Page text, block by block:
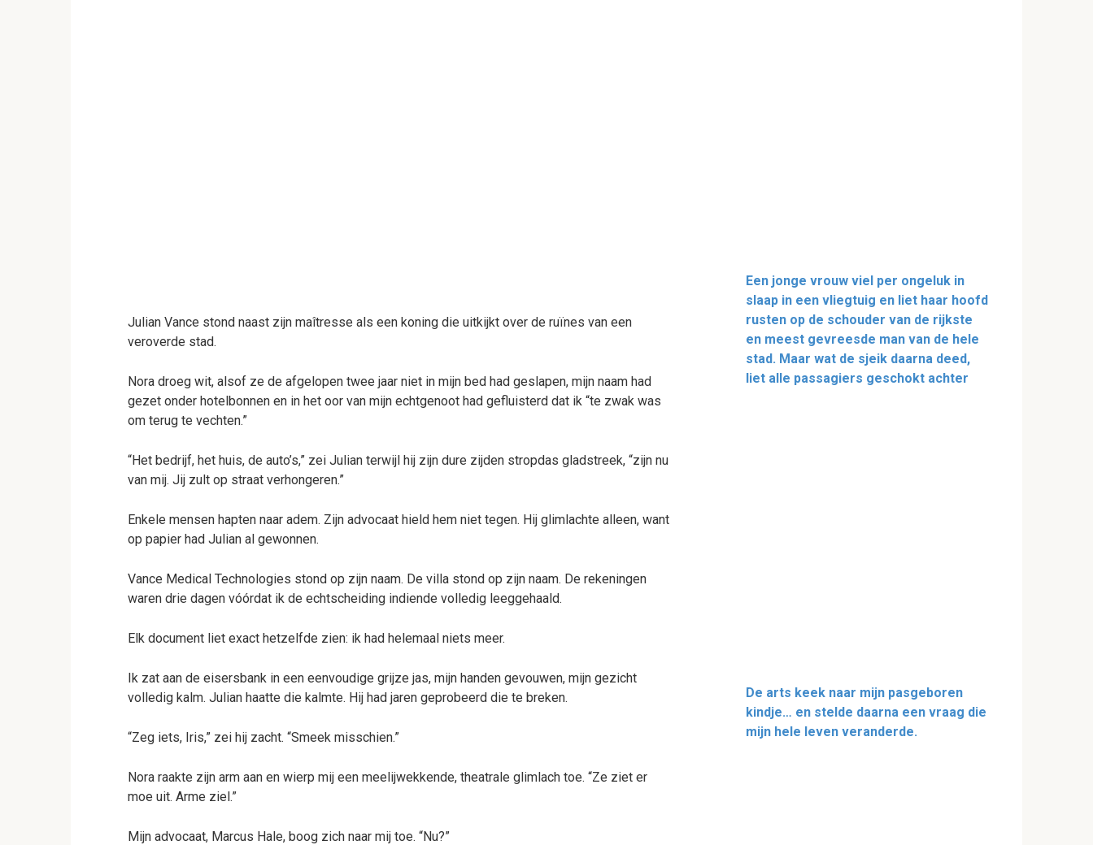
Julian Vance stond naast zijn maîtresse als een koning die uitkijkt over de ruïnes van een
veroverde stad.
Nora droeg wit, alsof ze de afgelopen twee jaar niet in mijn bed had geslapen, mijn naam had
gezet onder hotelbonnen en in het oor van mijn echtgenoot had gefluisterd dat ik “te zwak was
om terug te vechten.”
“Het bedrijf, het huis, de auto’s,” zei Julian terwijl hij zijn dure zijden stropdas gladstreek, “zijn nu
van mij. Jij zult op straat verhongeren.”
Enkele mensen hapten naar adem. Zijn advocaat hield hem niet tegen. Hij glimlachte alleen, want
op papier had Julian al gewonnen.
Vance Medical Technologies stond op zijn naam. De villa stond op zijn naam. De rekeningen
waren drie dagen vóórdat ik de echtscheiding indiende volledig leeggehaald.
Elk document liet exact hetzelfde zien: ik had helemaal niets meer.
Ik zat aan de eisersbank in een eenvoudige grijze jas, mijn handen gevouwen, mijn gezicht
volledig kalm. Julian haatte die kalmte. Hij had jaren geprobeerd die te breken.
“Zeg iets, Iris,” zei hij zacht. “Smeek misschien.”
Nora raakte zijn arm aan en wierp mij een meelijwekkende, theatrale glimlach toe. “Ze ziet er
moe uit. Arme ziel.”
Mijn advocaat, Marcus Hale, boog zich naar mij toe. “Nu?”
Een jonge vrouw viel per ongeluk in
slaap in een vliegtuig en liet haar hoofd
rusten op de schouder van de rijkste
en meest gevreesde man van de hele
stad. Maar wat de sjeik daarna deed,
liet alle passagiers geschokt achter
De arts keek naar mijn pasgeboren
kindje… en stelde daarna een vraag die
mijn hele leven veranderde.